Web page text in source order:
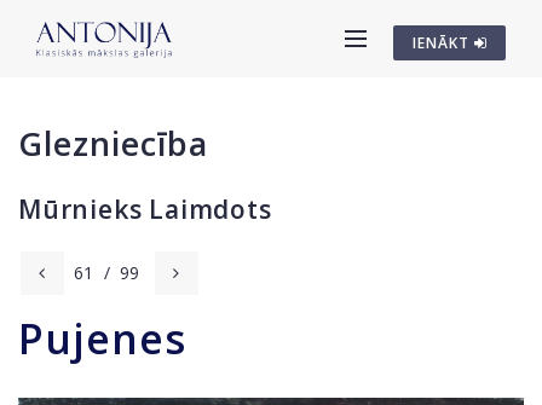
IENĀKT
Glezniecība
Mūrnieks Laimdots
61 / 99
Pujenes